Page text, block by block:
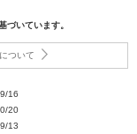
づいています。
ついて
16
20
13